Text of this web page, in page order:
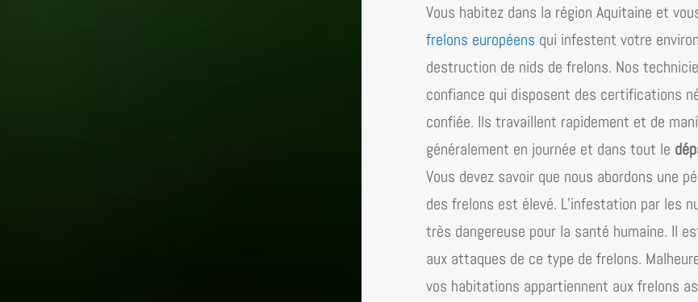
Vous habitez dans la région Aquitaine et
frelons européens qui infestent votre
destruction de nids de frelons. Nos
confiance qui disposent des certifications
confiée. Ils travaillent rapidement et de
généralement en journée et dans tout le
Vous devez savoir que nous abordons une
des frelons est élevé. L’infestation par les
très dangereuse pour la santé humaine. Il
aux attaques de ce type de frelons.
vos habitations appartiennent aux frelons